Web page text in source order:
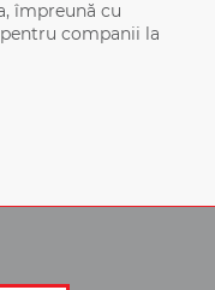
împreună cu
companii la